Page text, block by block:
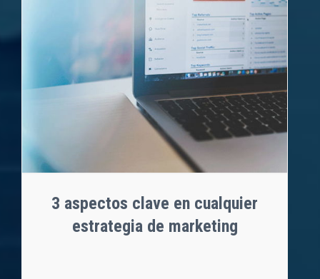
3 aspectos clave en cualquier
estrategia de marketing